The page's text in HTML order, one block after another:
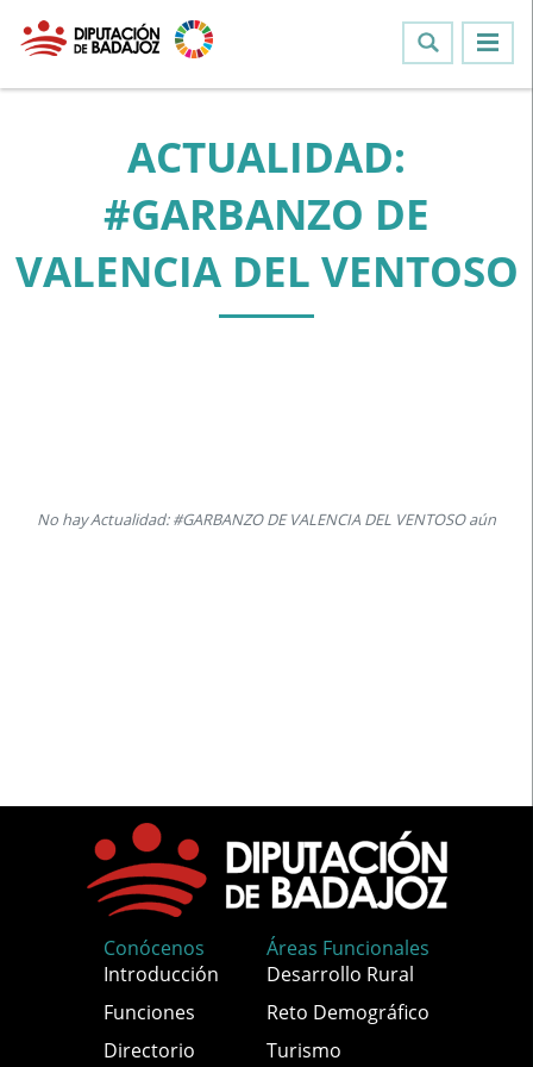
ACTUALIDAD:
#GARBANZO DE
VALENCIA DEL VENTOSO
No hay Actualidad: #GARBANZO DE VALENCIA DEL VENTOSO aún
Conócenos
Introducción
Funciones
Directorio
Áreas Funcionales
Desarrollo Rural
Reto Demográfico
Turismo